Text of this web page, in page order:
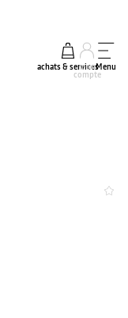
achats & services
mon
compte
Menu